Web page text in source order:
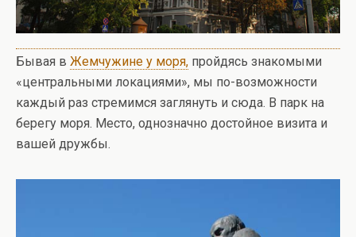
Бывая в Жемчужине у моря, пройдясь знакомыми
«центральными локациями», мы по-возможности
каждый раз стремимся заглянуть и сюда. В парк на
берегу моря. Место, однозначно достойное визита и
вашей дружбы.